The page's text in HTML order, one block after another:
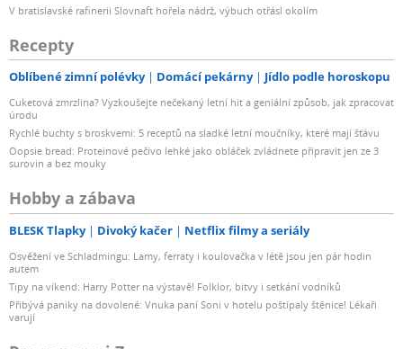
V bratislavské rafinerii Slovnaft hořela nádrž, výbuch otřásl okolím
Recepty
Oblíbené zimní polévky Domácí pekárny Jídlo podle horoskopu
Cuketová zmrzlina? Vyzkoušejte nečekaný letní hit a geniální způsob, jak zpracovat
úrodu
Rychlé buchty s broskvemi: 5 receptů na sladké letní moučníky, které mají šťávu
Oopsie bread: Proteinové pečivo lehké jako obláček zvládnete připravit jen ze 3
surovin a bez mouky
Hobby a zábava
BLESK Tlapky Divoký kačer Netflix filmy a seriály
Osvěžení ve Schladmingu: Lamy, ferraty i koulovačka v létě jsou jen pár hodin
autem
Tipy na víkend: Harry Potter na výstavě! Folklor, bitvy i setkání vodníků
Přibývá paniky na dovolené: Vnuka paní Soni v hotelu poštípaly štěnice! Lékaři
varují